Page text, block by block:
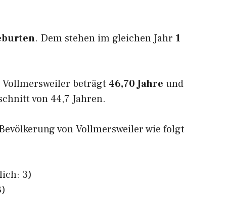
. Dem stehen im gleichen Jahr 1
beträgt 46,70 Jahre und
von 44,7 Jahren.
von Vollmersweiler wie folgt
3)